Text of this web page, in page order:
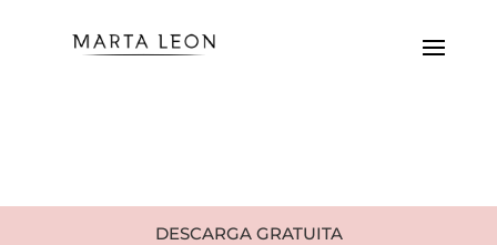
DESCARGA GRATUITA